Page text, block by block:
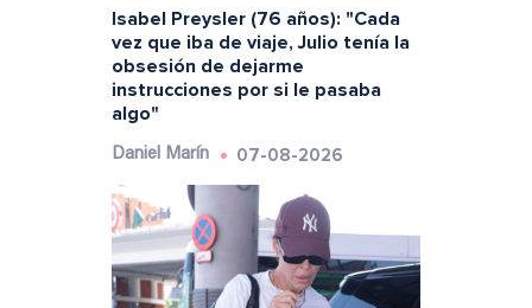
Isabel Preysler (76 años): "Cada
vez que iba de viaje, Julio tenía la
obsesión de dejarme
instrucciones por si le pasaba
algo"
Daniel Marín 07-08-2026